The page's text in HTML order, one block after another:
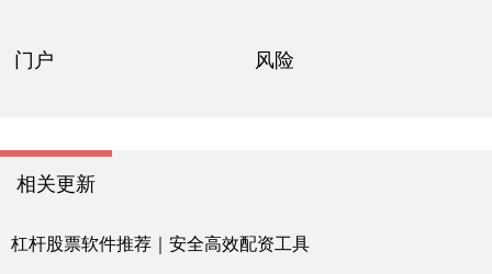
门户 风险
相关更新
杠杆股票软件推荐｜安全高效配资工具